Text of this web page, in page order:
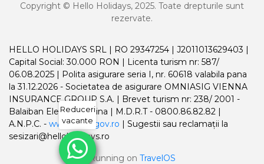
Copyright © Hello Holidays, 2025. Toate drepturile sunt
rezervate.
HELLO HOLIDAYS SRL | RO 29347254 | J2011013629403 |
Capital Social: 30.000 RON | Licenta turism nr: 587/
06.08.2025 | Polita asigurare seria I, nr. 60618 valabila pana
la 31.12.2026 - Societatea de asigurare OMNIASIG VIENNA
INSURANCE GROUP S.A. | Brevet turism nr: 238/ 2001 -
Balaiban Elena Madalina | M.D.R.T - 0800.86.82.82 |
A.N.P.C. - www.anpc.gov.ro | Sugestii sau reclamații la
sesizari@helloholidays.ro
Running on TravelOS
Reduceri
vacante